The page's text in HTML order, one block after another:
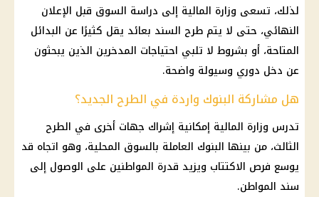
لذلك، تسعى وزارة المالية إلى دراسة السوق قبل الإعلان
النهائي، حتى لا يتم طرح السند بعائد يقل كثيرًا عن البدائل
المتاحة، أو بشروط لا تلبي احتياجات المدخرين الذين يبحثون
عن دخل دوري وسيولة واضحة.
هل مشاركة البنوك واردة في الطرح الجديد؟
تدرس وزارة المالية إمكانية إشراك جهات أخرى في الطرح
الثالث، من بينها البنوك العاملة بالسوق المحلية، وهو اتجاه قد
يوسع فرص الاكتتاب ويزيد قدرة المواطنين على الوصول إلى
سند المواطن.